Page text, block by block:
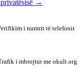
→
i numrit të telefonit
i mbrojtur me okult.org